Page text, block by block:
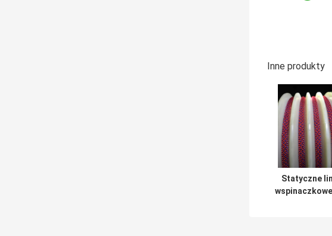
Inne produkty
Statyczne